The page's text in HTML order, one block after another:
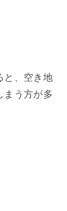
と、空き地
まう方が多